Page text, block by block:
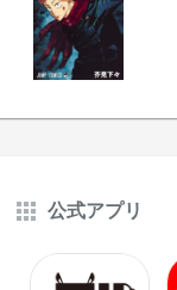
公式アプリ